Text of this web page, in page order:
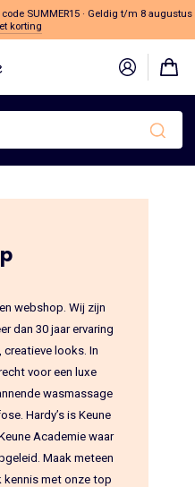
SUMMER15 · Geldig t/m 8 augustus
korting
webshop. Wij zijn
dan 30 jaar ervaring
creatieve looks. In
voor een luxe
wasmassage
Hardy’s is Keune
Academie waar
Maak meteen
kennis met onze top